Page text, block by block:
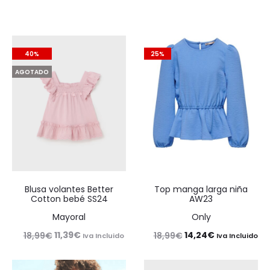
40%
AGOTADO
Blusa volantes Better
Cotton bebé SS24
Mayoral
18,99€El
11,39€ElIva Incluido
25%
Top manga larga niña
AW23
Only
18,99€El
14,24€ElIva Incluido